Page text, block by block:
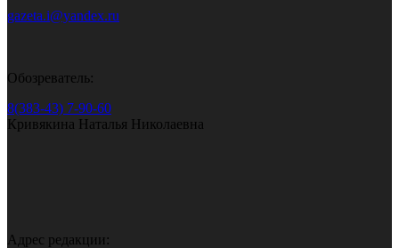
gazeta.i@yandex.ru
Обозреватель:
8(383-43) 7-90-60
Кривякина Наталья Николаевна
Адрес редакции: